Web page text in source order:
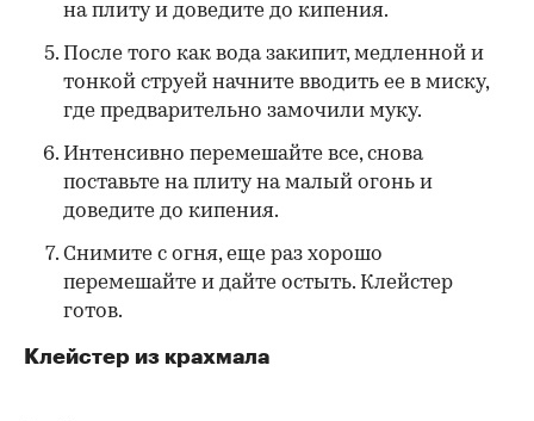
на плиту и доведите до кипения.
После того как вода закипит, медленной и
тонкой струей начните вводить ее в миску,
где предварительно замочили муку.
Интенсивно перемешайте все, снова
поставьте на плиту на малый огонь и
доведите до кипения.
Снимите с огня, еще раз хорошо
перемешайте и дайте остыть. Клейстер
готов.
Клейстер из крахмала